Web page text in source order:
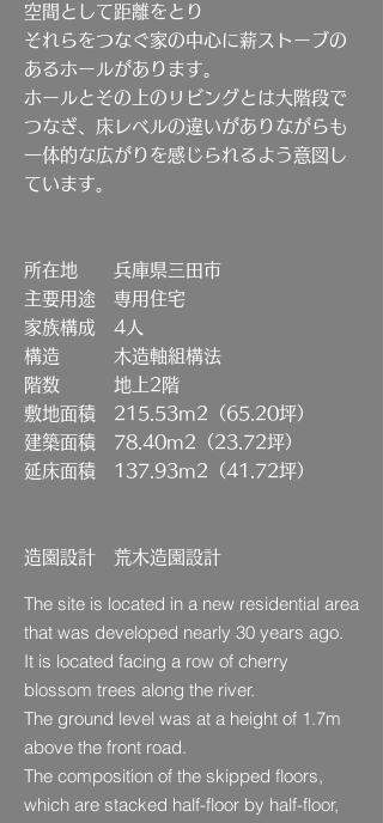
空間として距離をとり
それらをつなぐ家の中心に薪ストーブの
あるホールがあります。
ホールとその上のリビングとは大階段で
つなぎ、床レベルの違いがありながらも
一体的な広がりを感じられるよう意図し
ています。
所在地 兵庫県三田市
主要用途 専用住宅
家族構成 4人
構造 木造軸組構法
階数 地上2階
敷地面積 215.53m2（65.20坪）
建築面積 78.40m2（23.72坪）
延床面積 137.93m2（41.72坪）
​造園設計 荒木造園設計
The site is located in a new residential area
that was developed nearly 30 years ago.
It is located facing a row of cherry
blossom trees along the river.
The ground level was at a height of 1.7m
above the front road.
The composition of the skipped floors,
which are stacked half-floor by half-floor,